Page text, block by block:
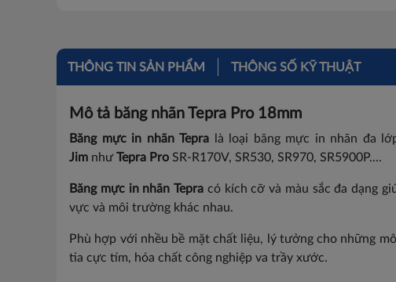
THÔNG TIN SẢN PHẨM THÔNG SỐ KỸ THUẬT
Mô tả băng nhãn Tepra Pro 18mm
Băng mực in nhãn Tepra là loại băng mực in nhãn đa
Jim nhưTepra Pro SR-R170V, SR530, SR970, SR5900P....
Băng mực in nhãn Tepra có kích cỡ và màu sắc đa dạng
vực và môi trường khác nhau.
Phù hợp với nhều bề mặt chất liệu, lý tưởng cho những
tia cực tím, hóa chất công nghiệp va trầy xước.